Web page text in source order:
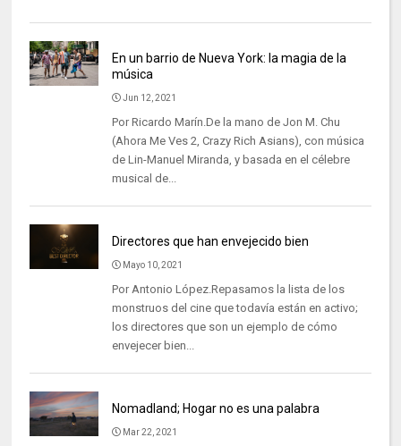
En un barrio de Nueva York: la magia de la
música
Jun 12, 2021
Por Ricardo Marín.De la mano de Jon M. Chu
(Ahora Me Ves 2, Crazy Rich Asians), con música
de Lin-Manuel Miranda, y basada en el célebre
musical de...
Directores que han envejecido bien
Mayo 10, 2021
Por Antonio López.Repasamos la lista de los
monstruos del cine que todavía están en activo;
los directores que son un ejemplo de cómo
envejecer bien...
Nomadland; Hogar no es una palabra
Mar 22, 2021